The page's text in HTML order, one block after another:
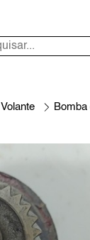
Volante Bomba